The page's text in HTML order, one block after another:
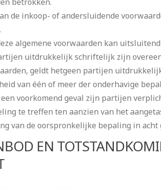
de inkoop- of andersluidende
algemene voorwaarden kan
uitdrukkelijk schriftelijk zijn
geldt hetgeen partijen
van één of meer der onderhavige
voorkomend geval zijn partijen
te treffen ten aanzien van het
van de oorspronkelijke bepaling in acht
EN